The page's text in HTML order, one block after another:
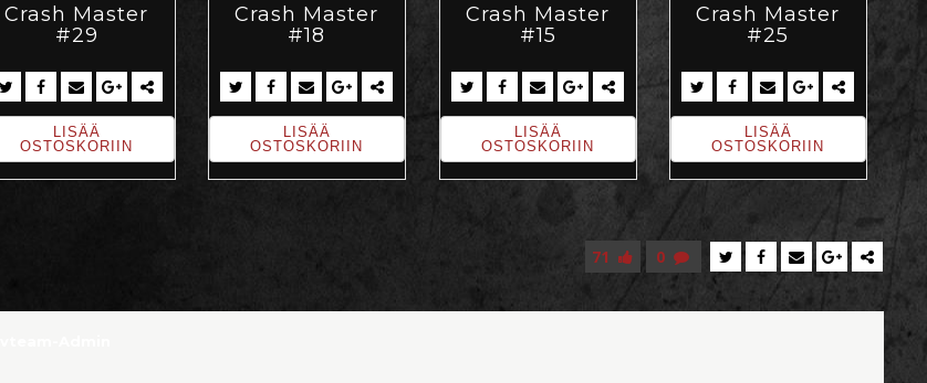
Crash Master
#29
LISÄÄ
OSTOSKORIIN
Crash Master
#18
LISÄÄ
OSTOSKORIIN
Crash Master
#15
LISÄÄ
OSTOSKORIIN
Crash Master
#25
LISÄÄ
OSTOSKORIIN
71 0